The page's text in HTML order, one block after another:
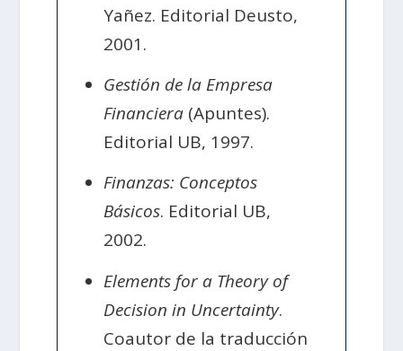
Yañez. Editorial Deusto,
2001.
Gestión de la Empresa
Financiera (Apuntes).
Editorial UB, 1997.
Finanzas: Conceptos
Básicos. Editorial UB,
2002.
Elements for a Theory of
Decision in Uncertainty.
Coautor de la traducción